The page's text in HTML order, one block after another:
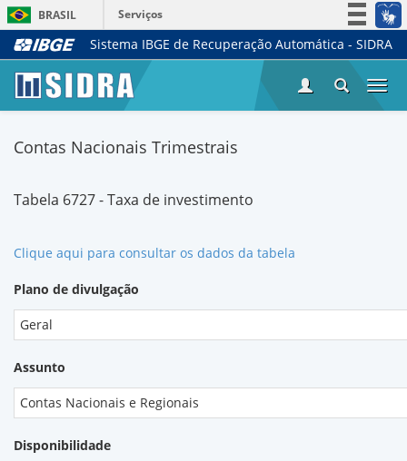
BRASIL
Serviços
Simplifique!
Acesso à informação
Sistema IBGE de Recuperação Automática - SIDRA
Contas Nacionais Trimestrais
Tabela 6727 - Taxa de investimento
Clique aqui para consultar os dados da tabela
Plano de divulgação
Geral
Assunto
Contas Nacionais e Regionais
Disponibilidade